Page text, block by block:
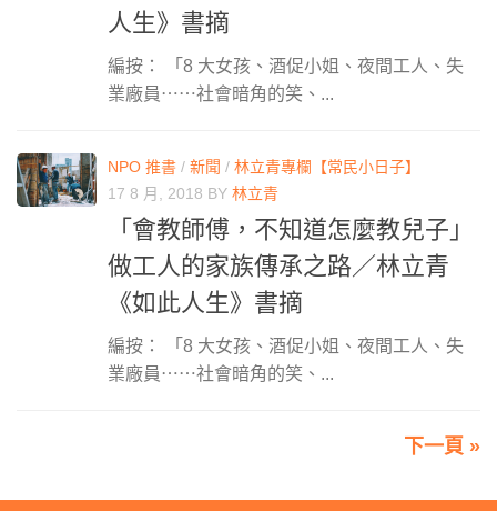
人生》書摘
編按： 「8 大女孩、酒促小姐、夜間工人、失
業廠員⋯⋯社會暗角的笑、...
NPO 推書 / 新聞 / 林立青專欄【常民小日子】
17 8 月, 2018 BY 林立青
「會教師傅，不知道怎麼教兒子」
做工人的家族傳承之路／林立青
《如此人生》書摘
編按： 「8 大女孩、酒促小姐、夜間工人、失
業廠員⋯⋯社會暗角的笑、...
下一頁 »